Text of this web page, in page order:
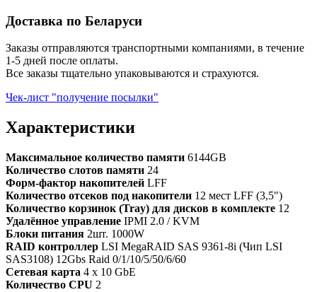
Доставка по Беларуси
Заказы отправляются транспортными компаниями, в течение
1-5 дней после оплаты.
Все заказы тщательно упаковываются и страхуются.
Чек-лист "получение посылки"
Характеристики
Максимальное количество памяти 6144GB
Количество слотов памяти 24
Форм-фактор накопителей LFF
Количество отсеков под накопители 12 мест LFF (3,5")
Количество корзинок (Tray) для дисков в комплекте 12
Удалённое управление IPMI 2.0 / KVM
Блоки питания 2шт. 1000W
RAID контроллер LSI MegaRAID SAS 9361-8i (Чип LSI
SAS3108) 12Gbs Raid 0/1/10/5/50/6/60
Сетевая карта 4 x 10 GbE
Количество CPU 2